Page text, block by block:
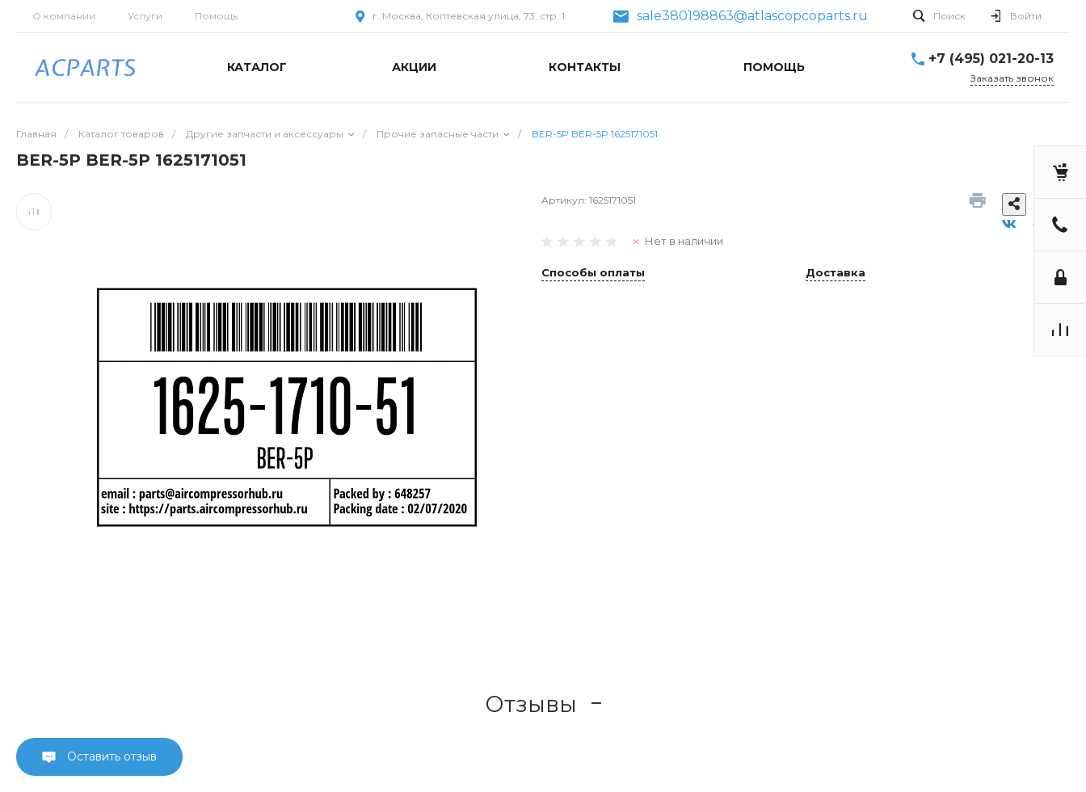
О компании Услуги Помощь г. Москва, Коптевская улица, 73, стр. 1 sale380198863@atlascopcoparts.ru Поиск Войти
КАТАЛОГ АКЦИИ КОНТАКТЫ ПОМОЩЬ
+7 (495) 021-20-13
Заказать звонок
Главная / Каталог товаров / Другие запчасти и аксессуары / Прочие запасные части / BER-5P BER-5P 1625171051
BER-5P BER-5P 1625171051
Артикул: 1625171051
Нет в наличии
Способы оплаты Доставка
Отзывы
Оставить отзыв